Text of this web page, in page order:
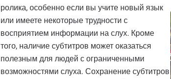
ролика, особенно если вы учите новый язык
или имеете некоторые трудности с
восприятием информации на слух. Кроме
того, наличие субтитров может оказаться
полезным для людей с ограниченными
возможностями слуха. Сохранение субтитров